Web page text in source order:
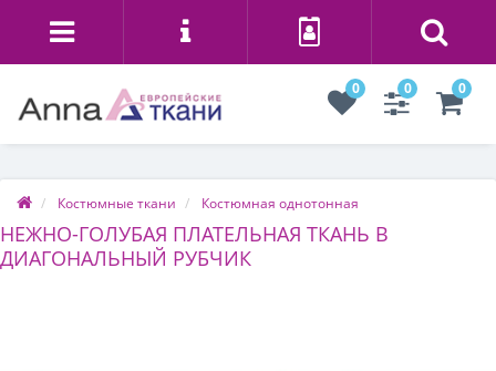
0 0 0
Костюмные ткани Костюмная однотонная
НЕЖНО-ГОЛУБАЯ ПЛАТЕЛЬНАЯ ТКАНЬ В
ДИАГОНАЛЬНЫЙ РУБЧИК